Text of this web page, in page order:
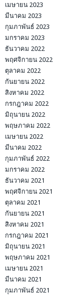
เมษายน 2023
มีนาคม 2023
กุมภาพันธ์ 2023
มกราคม 2023
ธันวาคม 2022
พฤศจิกายน 2022
ตุลาคม 2022
กันยายน 2022
สิงหาคม 2022
กรกฎาคม 2022
มิถุนายน 2022
พฤษภาคม 2022
เมษายน 2022
มีนาคม 2022
กุมภาพันธ์ 2022
มกราคม 2022
ธันวาคม 2021
พฤศจิกายน 2021
ตุลาคม 2021
กันยายน 2021
สิงหาคม 2021
กรกฎาคม 2021
มิถุนายน 2021
พฤษภาคม 2021
เมษายน 2021
มีนาคม 2021
กุมภาพันธ์ 2021